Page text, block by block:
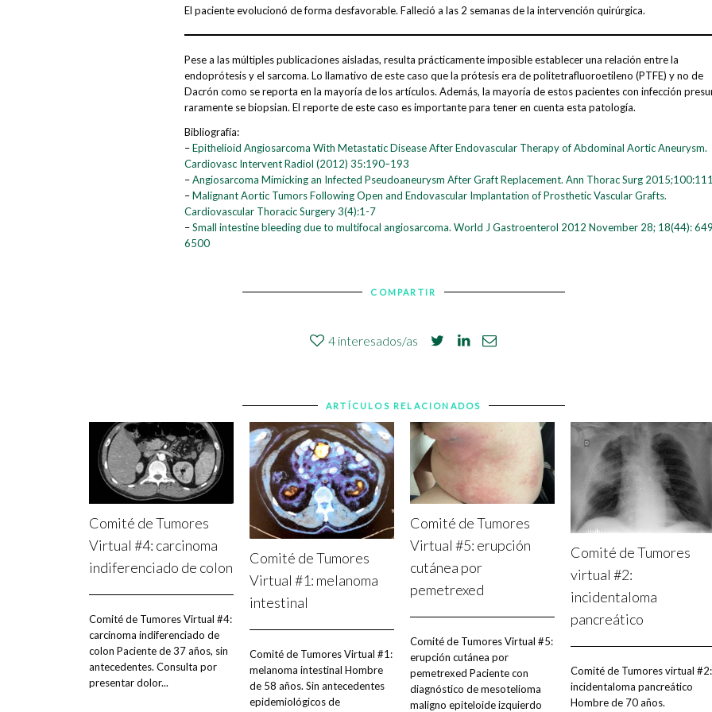
El paciente evolucionó de forma desfavorable. Falleció a las 2 semanas de la intervención quirúrgica.
Pese a las múltiples publicaciones aisladas, resulta prácticamente imposible establecer una relación entre la
endoprótesis y el sarcoma. Lo llamativo de este caso que la prótesis era de politetrafluoroetileno (PTFE) y no de
Dacrón como se reporta en la mayoría de los artículos. Además, la mayoría de estos pacientes con infección
raramente se biopsian. El reporte de este caso es importante para tener en cuenta esta patología.
Bibliografía:
–Epithelioid Angiosarcoma With Metastatic Disease After Endovascular Therapy of Abdominal Aortic Aneurysm.
Cardiovasc Intervent Radiol (2012) 35:190–193
–Angiosarcoma Mimicking an Infected Pseudoaneurysm After Graft Replacement. Ann Thorac Surg
–Malignant Aortic Tumors Following Open and Endovascular Implantation of Prosthetic Vascular Grafts.
Cardiovascular Thoracic Surgery 3(4):1-7
–Small intestine bleeding due to multifocal angiosarcoma. World J Gastroenterol 2012 November 28; 18(44):
6500
COMPARTIR
4 interesados/as
ARTÍCULOS RELACIONADOS
Comité de Tumores
Virtual #4: carcinoma
indiferenciado de colon
Comité de Tumores Virtual #4:
carcinoma indiferenciado de
colon Paciente de 37 años, sin
antecedentes. Consulta por
presentar dolor...
Comité de Tumores
Virtual #1: melanoma
intestinal
Comité de Tumores Virtual #1:
melanoma intestinal Hombre
de 58 años. Sin antecedentes
epidemiológicos de
Comité de Tumores
Virtual #5: erupción
cutánea por
pemetrexed
Comité de Tumores Virtual #5:
erupción cutánea por
pemetrexed Paciente con
diagnóstico de mesotelioma
maligno epiteloide izquierdo
Comité de Tumores
virtual #2:
incidentaloma
pancreático
Comité de Tumores virtual #2:
incidentaloma pancreático
Hombre de 70 años.